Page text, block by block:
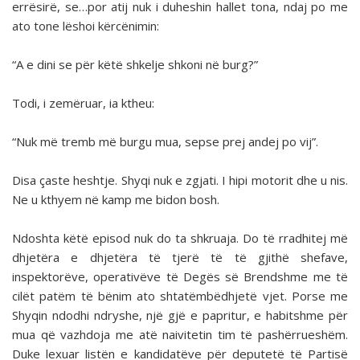
errësirë, se…por atij nuk i duheshin hallet tona, ndaj po me
ato tone lëshoi kërcënimin:
“A e dini se për këtë shkelje shkoni në burg?”
Todi, i zemëruar, ia ktheu:
“Nuk më tremb më burgu mua, sepse prej andej po vij”.
Disa çaste heshtje. Shyqi nuk e zgjati. I hipi motorit dhe u nis.
Ne u kthyem në kamp me bidon bosh.
Ndoshta këtë episod nuk do ta shkruaja. Do të rradhitej më
dhjetëra e dhjetëra të tjerë të të gjithë shefave,
inspektorëve, operativëve të Degës së Brendshme me të
cilët patëm të bënim ato shtatëmbëdhjetë vjet. Porse me
Shyqin ndodhi ndryshe, një gjë e papritur, e habitshme për
mua që vazhdoja me atë naivitetin tim të pashërrueshëm.
Duke lexuar listën e kandidatëve për deputetë të Partisë